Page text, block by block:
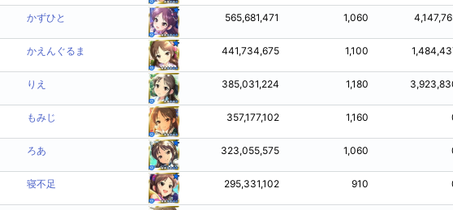
かずひと 565,681,471 1,060
かえんぐるま 441,734,675 1,100
りえ 385,031,224 1,180
もみじ 357,177,102 1,160
ろあ 323,055,575 1,060
寝不足 295,331,102 910